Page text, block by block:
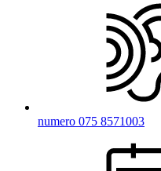
numero 075 8571003